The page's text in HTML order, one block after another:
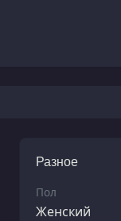
Разное
Пол
Женский